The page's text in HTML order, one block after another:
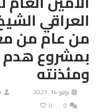
العراقي
من عام من
بمشروع هدم
ومئذنته
يوليو 14, 2023
0
0